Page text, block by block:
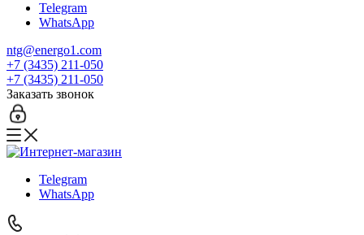
Telegram
WhatsApp
ntg@energo1.com
+7 (3435) 211-050
+7 (3435) 211-050
Заказать звонок
Telegram
WhatsApp